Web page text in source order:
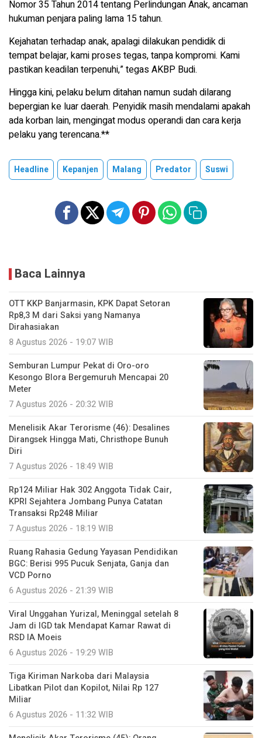
Nomor 35 Tahun 2014 tentang Perlindungan Anak, ancaman
hukuman penjara paling lama 15 tahun.
Kejahatan terhadap anak, apalagi dilakukan pendidik di
tempat belajar, kami proses tegas, tanpa kompromi. Kami
pastikan keadilan terpenuhi,” tegas AKBP Budi.
Hingga kini, pelaku belum ditahan namun sudah dilarang
bepergian ke luar daerah. Penyidik masih mendalami apakah
ada korban lain, mengingat modus operandi dan cara kerja
pelaku yang terencana.**
Headline Kepanjen Malang Predator Suswi
Baca Lainnya
OTT KKP Banjarmasin, KPK Dapat Setoran
Rp8,3 M dari Saksi yang Namanya
Dirahasiakan
8 Agustus 2026 - 19:07 WIB
Semburan Lumpur Pekat di Oro-oro
Kesongo Blora Bergemuruh Mencapai 20
Meter
7 Agustus 2026 - 20:32 WIB
Menelisik Akar Terorisme (46): Desalines
Dirangsek Hingga Mati, Christhope Bunuh
Diri
7 Agustus 2026 - 18:49 WIB
Rp124 Miliar Hak 302 Anggota Tidak Cair,
KPRI Sejahtera Jombang Punya Catatan
Transaksi Rp248 Miliar
7 Agustus 2026 - 18:19 WIB
Ruang Rahasia Gedung Yayasan Pendidikan
BGC: Berisi 995 Pucuk Senjata, Ganja dan
VCD Porno
6 Agustus 2026 - 21:39 WIB
Viral Unggahan Yurizal, Meninggal setelah 8
Jam di IGD tak Mendapat Kamar Rawat di
RSD IA Moeis
6 Agustus 2026 - 19:29 WIB
Tiga Kiriman Narkoba dari Malaysia
Libatkan Pilot dan Kopilot, Nilai Rp 127
Miliar
6 Agustus 2026 - 11:32 WIB